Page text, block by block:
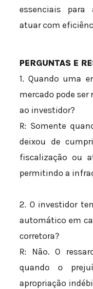
essenciais para
atuar com
PERGUNTAS E
1. Quando uma
mercado pode
ao investidor?
R: Somente
deixou de
fiscalização ou
permitindo a
2. O investidor
automático em
corretora?
R: Não. O
quando o
apropriação